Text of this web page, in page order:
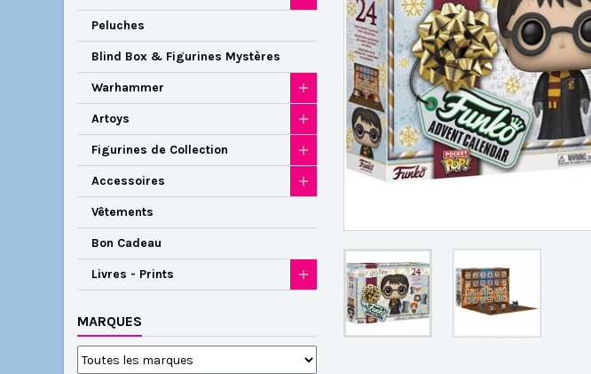
Peluches
Blind Box & Figurines Mystères
Warhammer
Artoys
Figurines de Collection
Accessoires
Vêtements
Bon Cadeau
Livres - Prints
MARQUES